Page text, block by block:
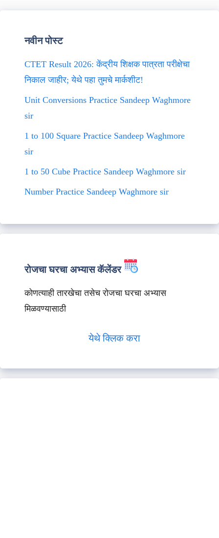
नवीन पोस्ट
CTET Result 2026: केंद्रीय शिक्षक पात्रता परीक्षेचा
निकाल जाहीर; येथे पहा तुमचे मार्कशीट!
Unit Conversions Practice Sandeep Waghmore
sir
1 to 100 Square Practice Sandeep Waghmore
sir
1 to 50 Cube Practice Sandeep Waghmore sir
Number Practice Sandeep Waghmore sir
रोजचा घरचा अभ्यास कॅलेंडर
कोणत्याही तारखेचा तसेच रोजचा घरचा अभ्यास
मिळवण्यासाठी
येथे क्लिक करा